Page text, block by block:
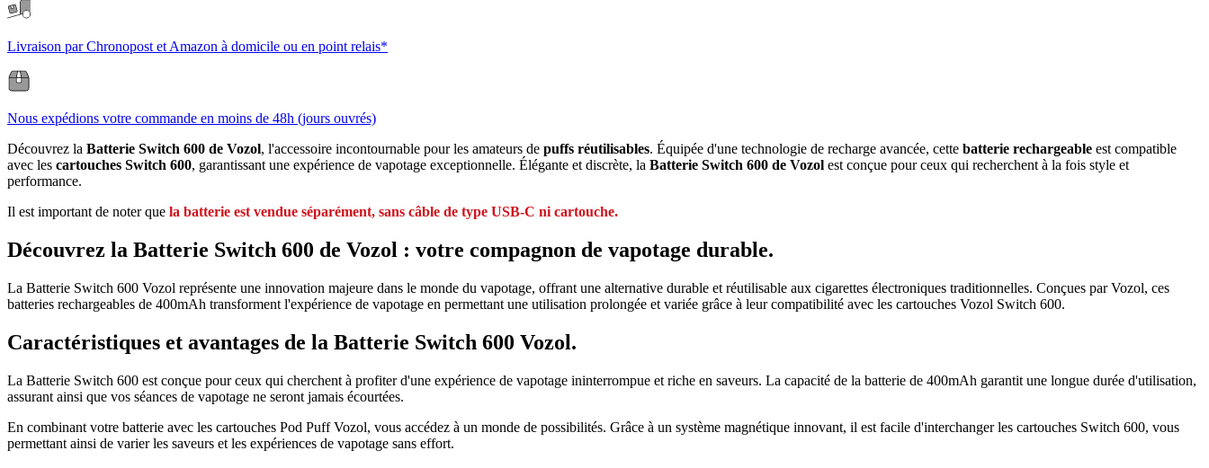
Livraison par Chronopost et Amazon à domicile ou en point relais*
Nous expédions votre commande en moins de 48h (jours ouvrés)
Découvrez la Batterie Switch 600 de Vozol, l'accessoire incontournable pour les amateurs de puffs réutilisables. Équipée d'une technologie de recharge avancée, cette batterie rechargeable est compatible
avec les cartouches Switch 600, garantissant une expérience de vapotage exceptionnelle. Élégante et discrète, la Batterie Switch 600 de Vozol est conçue pour ceux qui recherchent à la fois style et
performance.
Il est important de noter que la batterie est vendue séparément, sans câble de type USB-C ni cartouche.
Découvrez la Batterie Switch 600 de Vozol : votre compagnon de vapotage durable.
La Batterie Switch 600 Vozol représente une innovation majeure dans le monde du vapotage, offrant une alternative durable et réutilisable aux cigarettes électroniques traditionnelles. Conçues par Vozol, ces
batteries rechargeables de 400mAh transforment l'expérience de vapotage en permettant une utilisation prolongée et variée grâce à leur compatibilité avec les cartouches Vozol Switch 600.
Caractéristiques et avantages de la Batterie Switch 600 Vozol.
La Batterie Switch 600 est conçue pour ceux qui cherchent à profiter d'une expérience de vapotage ininterrompue et riche en saveurs. La capacité de la batterie de 400mAh garantit une longue durée d'utilisation,
assurant ainsi que vos séances de vapotage ne seront jamais écourtées.
En combinant votre batterie avec les cartouches Pod Puff Vozol, vous accédez à un monde de possibilités. Grâce à un système magnétique innovant, il est facile d'interchanger les cartouches Switch 600, vous
permettant ainsi de varier les saveurs et les expériences de vapotage sans effort.